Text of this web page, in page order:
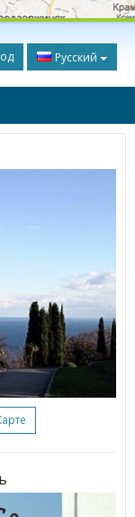
Русский